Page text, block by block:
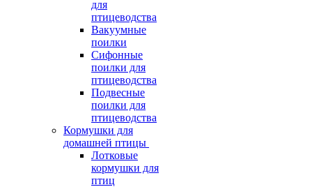
для
птицеводства
Вакуумные
поилки
Сифонные
поилки для
птицеводства
Подвесные
поилки для
птицеводства
Кормушки для
домашней птицы
Лотковые
кормушки для
птиц